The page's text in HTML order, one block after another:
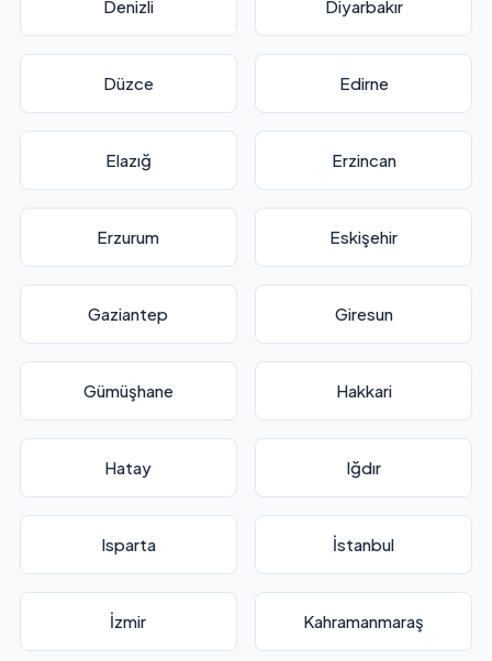
Denizli Diyarbakır
Düzce Edirne
Elazığ Erzincan
Erzurum Eskişehir
Gaziantep Giresun
Gümüşhane Hakkari
Hatay Iğdır
Isparta İstanbul
İzmir Kahramanmaraş